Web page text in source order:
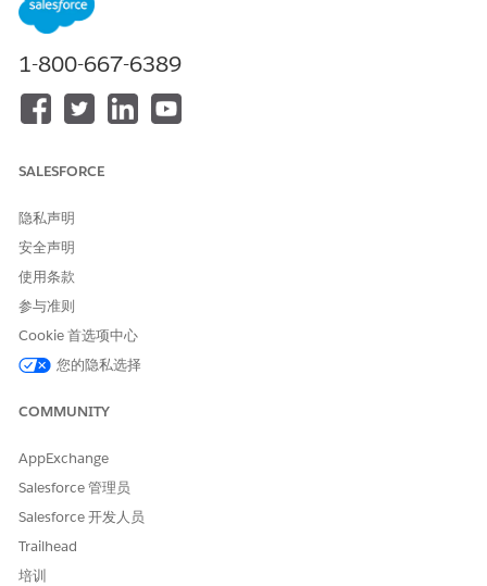
创建成员计划
请确保您的 Salesforce 管理员已在护理计划登记者记录页面上创建
PharmacyBenefitsVerification Flexcard 组件，其中包含“添加成
员计划”按钮。要了解更多信息,请参阅将
按照这些简单的步骤，直接从护理计划登记者记录页面创建成员计
从应用程序启动程序中，查找并选择
选择护理计划登记者。
在医药权益验证选项卡上，单击
备注药房权益验证选项卡名称因 Salesforce 组织的管理员设
单击添加成员计划，将打开一个新选项卡，用于添加新成员计
划。添加新成员计划后，单击保存，关闭选项卡并单击
计划。
1-800-667-6389
SALESFORCE
隐私声明
安全声明
使用条款
参与准则
Cookie 首选项中心
您的隐私选择
COMMUNITY
AppExchange
Salesforce 管理员
Salesforce 开发人员
Trailhead
培训